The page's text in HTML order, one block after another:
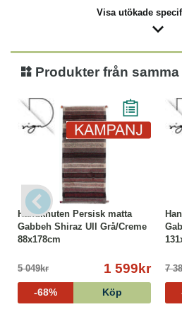
Visa utökade
Produkter från
Handknuten Persisk matta
Gabbeh Shiraz Ull Grå/Creme
88x178cm
5 049kr 1 599kr
-68% Köp
7